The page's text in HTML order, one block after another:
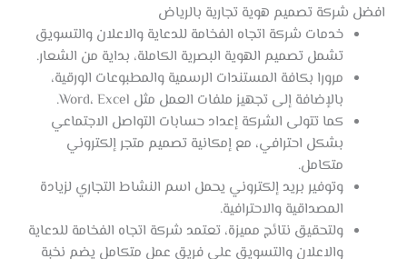
افضل شركة تصميم هوية تجارية بالرياض
خدمات شركة اتجاه الفخامة للدعاية والاعلان والتسويق
تشمل تصميم الهوية البصرية الكاملة، بداية من الشعار.
مرورا بكافة المستندات الرسمية والمطبوعات الورقية،
بالإضافة إلى تجهيز ملفات العمل مثل Word، Excel.
كما تتولى الشركة إعداد حسابات التواصل الاجتماعي
بشكل احترافي، مع إمكانية تصميم متجر إلكتروني
متكامل.
وتوفير بريد إلكتروني يحمل اسم النشاط التجاري لزيادة
المصداقية والاحترافية.
ولتحقيق نتائج مميزة، تعتمد شركة اتجاه الفخامة للدعاية
والاعلان والتسويق على فريق عمل متكامل يضم نخبة